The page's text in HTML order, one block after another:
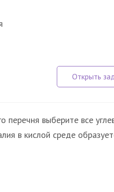
перечня выберите все
в кислой среде